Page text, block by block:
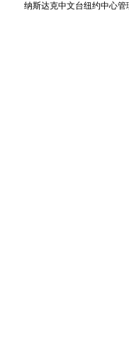
纳斯达克中文台纽约中心管